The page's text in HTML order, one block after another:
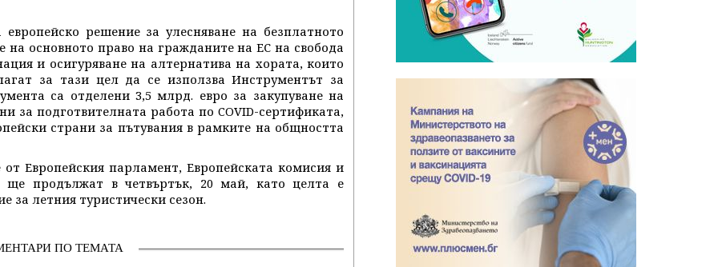
решение за улесняване на безплатното
на основното право на гражданите на ЕС на свобода
и осигуряване на алтернатива на хората, които
за тази цел да се използва Инструментът за
са отделени 3,5 млрд. евро за закупуване на
за подготвителната работа по COVID-сертификата,
страни за пътувания в рамките на общността
Европейския парламент, Европейската комисия и
ще продължат в четвъртък, 20 май, като целта е
за летния туристически сезон.
ПО ТЕМАТА